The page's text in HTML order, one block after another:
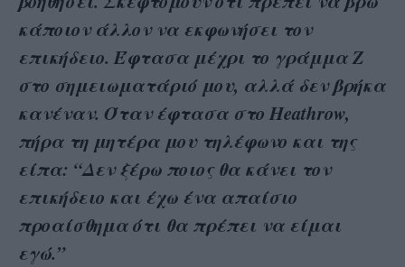
κάποιον άλλον να εκφωνήσει τον
επικήδειο. Έφτασα μέχρι το γράμμα Ζ
στο σημειωματάριό μου, αλλά δεν βρήκα
κανέναν. Όταν έφτασα στο Heathrow,
πήρα τη μητέρα μου τηλέφωνο και της
είπα: “Δεν ξέρω ποιος θα κάνει τον
επικήδειο και έχω ένα απαίσιο
προαίσθημα ότι θα πρέπει να είμαι
εγώ.”